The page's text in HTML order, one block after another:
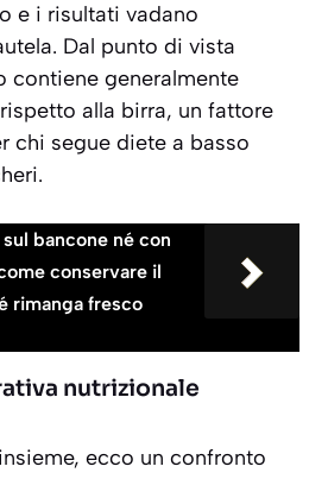
e i risultati vadano
Dal punto di vista
contiene generalmente
alla birra, un fattore
chi segue diete a basso
sul bancone né con
conservare il
rimanga fresco
nutrizionale
ecco un confronto